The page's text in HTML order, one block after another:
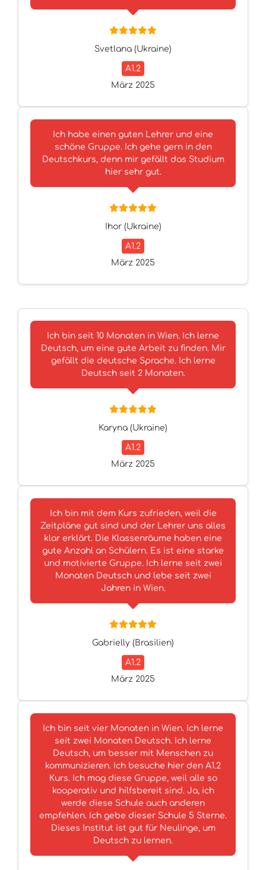
Svetlana (Ukraine)
A1.2
März 2025
Ich habe einen guten Lehrer und eine
schöne Gruppe. Ich gehe gern in den
Deutschkurs, denn mir gefällt das Studium
hier sehr gut.
Ihor (Ukraine)
A1.2
März 2025
Ich bin seit 10 Monaten in Wien. Ich lerne
Deutsch, um eine gute Arbeit zu finden. Mir
gefällt die deutsche Sprache. Ich lerne
Deutsch seit 2 Monaten.
Karyna (Ukraine)
A1.2
März 2025
Ich bin mit dem Kurs zufrieden, weil die
Zeitpläne gut sind und der Lehrer uns alles
klar erklärt. Die Klassenräume haben eine
gute Anzahl an Schülern. Es ist eine starke
und motivierte Gruppe. Ich lerne seit zwei
Monaten Deutsch und lebe seit zwei
Jahren in Wien.
Gabrielly (Brasilien)
A1.2
März 2025
Ich bin seit vier Monaten in Wien. Ich lerne
seit zwei Monaten Deutsch. Ich lerne
Deutsch, um besser mit Menschen zu
kommunizieren. Ich besuche hier den A1.2
Kurs. Ich mag diese Gruppe, weil alle so
kooperativ und hilfsbereit sind. Ja, ich
werde diese Schule auch anderen
empfehlen. Ich gebe dieser Schule 5 Sterne.
Dieses Institut ist gut für Neulinge, um
Deutsch zu lernen.